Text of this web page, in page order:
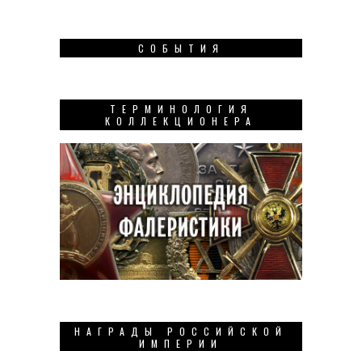
СОБЫТИЯ
ТЕРМИНОЛОГИЯ
КОЛЛЕКЦИОНЕРА
НАГРАДЫ РОССИЙСКОЙ
ИМПЕРИИ